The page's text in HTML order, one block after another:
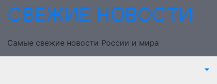
Перейти
СВЕЖИЕ НОВОСТИ
Самые свежие новости России и мира